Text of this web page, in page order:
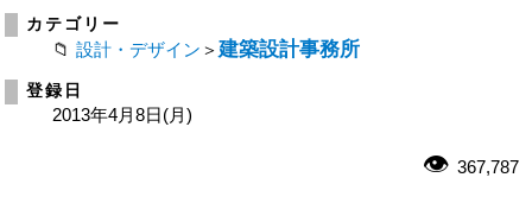
カテゴリー
設計・デザイン ＞ 建築設計事務所
登録日
2013年4月8日(月)
367,787